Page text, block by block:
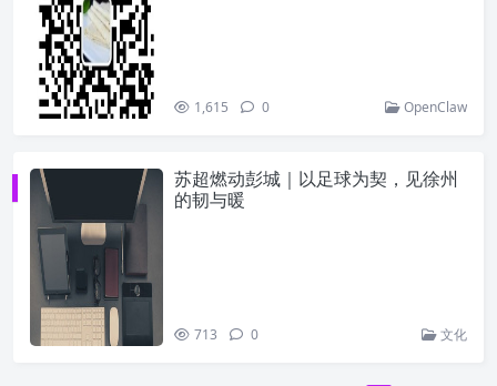
1,615 0 OpenClaw
苏超燃动彭城｜以足球为契，见徐州
的韧与暖
713 0 文化